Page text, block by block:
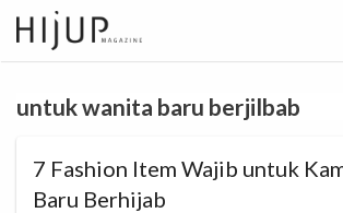
Skip
to
content
untuk wanita baru berjilbab
7 Fashion Item Wajib untuk
Baru Berhijab